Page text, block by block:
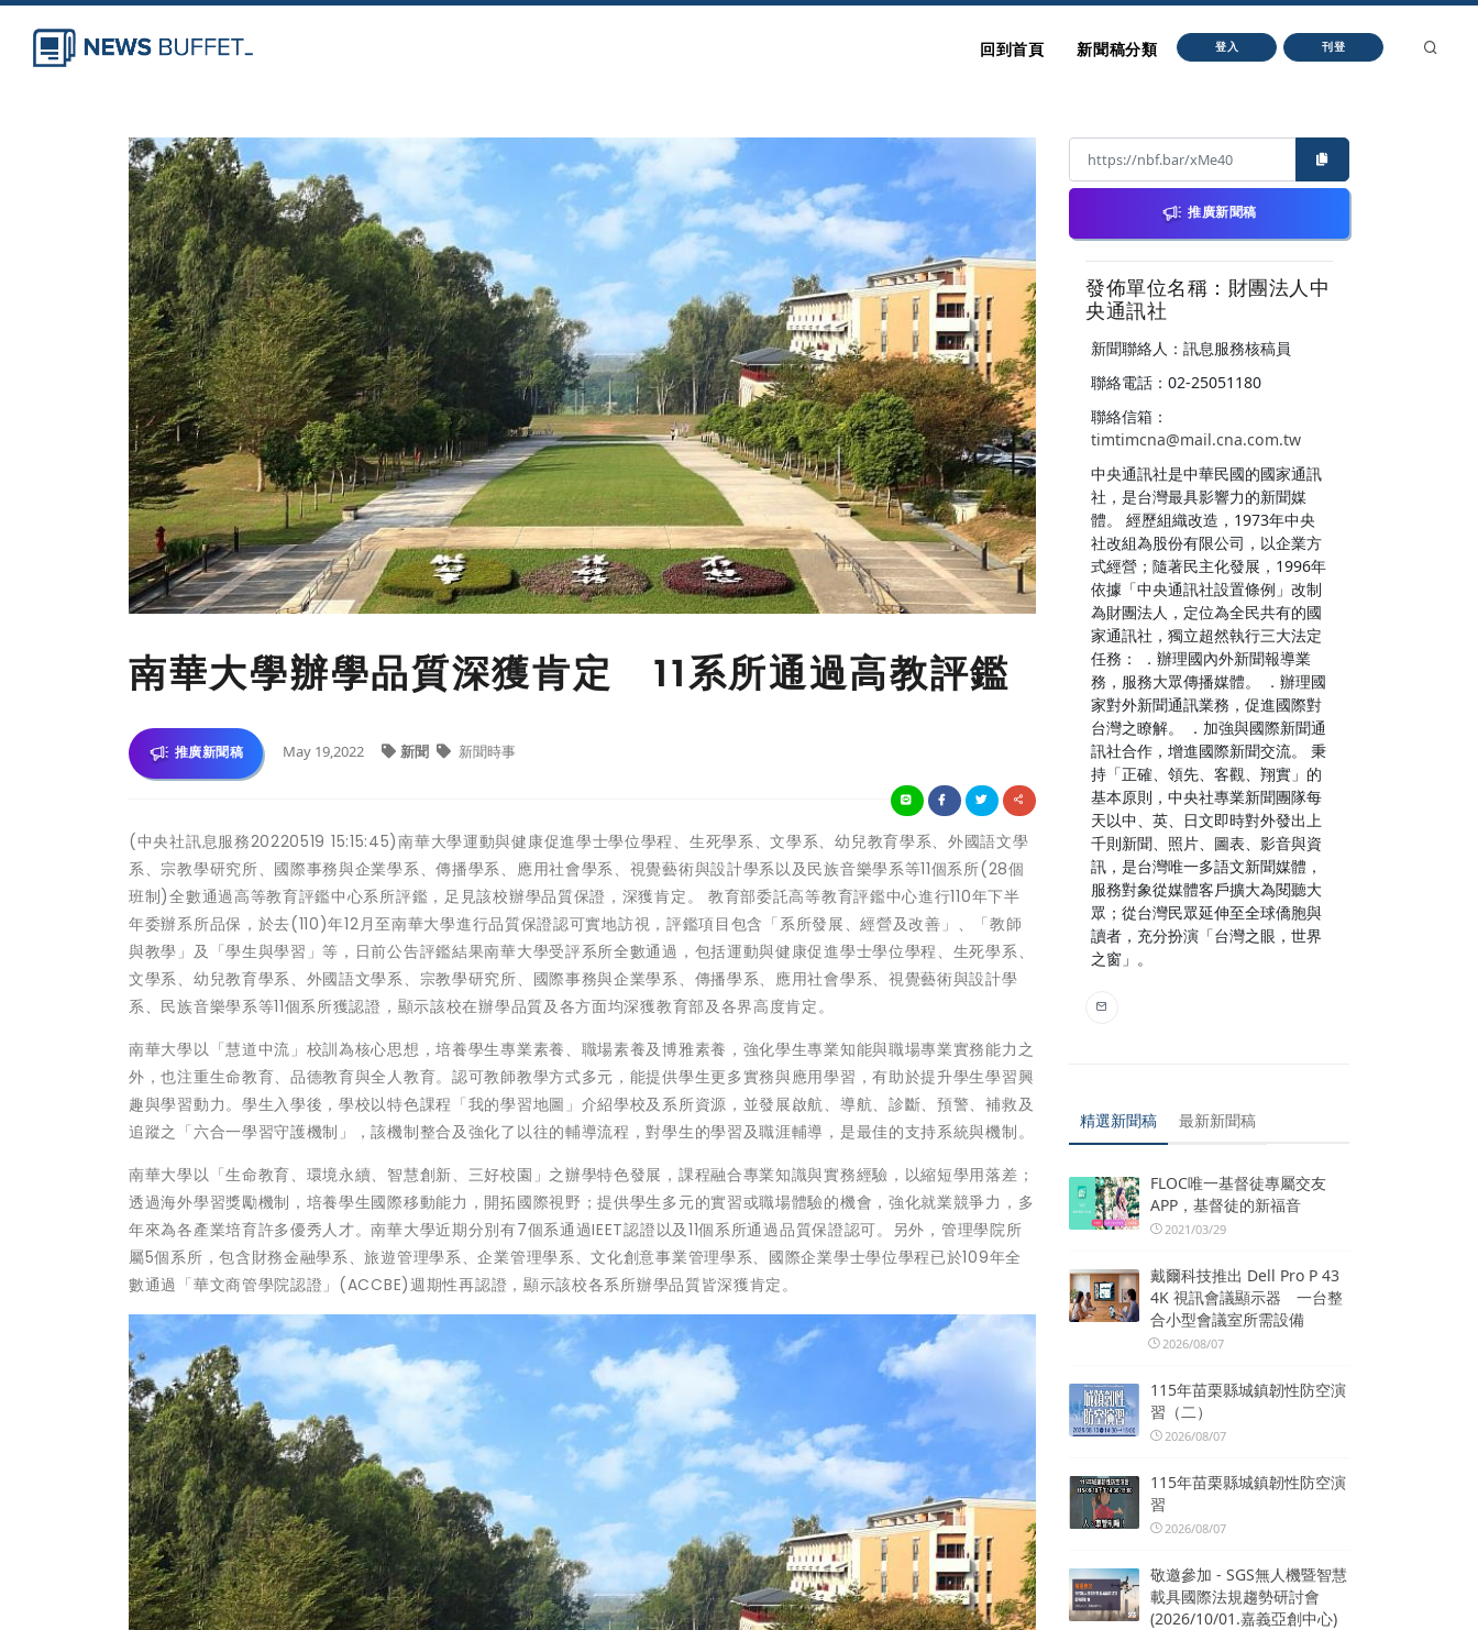
回到首頁 新聞稿分類 登入 刊登
南華大學辦學品質深獲肯定 11系所通過高教評鑑
推廣新聞稿 May 19,2022 新聞 新聞時事
(中央社訊息服務20220519 15:15:45)南華大學運動與健康促進學士學位學程、生死學系、文學系、幼兒教育學系、外國語文學
系、宗教學研究所、國際事務與企業學系、傳播學系、應用社會學系、視覺藝術與設計學系以及民族音樂學系等11個系所(28個
班制)全數通過高等教育評鑑中心系所評鑑，足見該校辦學品質保證，深獲肯定。 教育部委託高等教育評鑑中心進行110年下半
年委辦系所品保，於去(110)年12月至南華大學進行品質保證認可實地訪視，評鑑項目包含「系所發展、經營及改善」、「教師
與教學」及「學生與學習」等，日前公告評鑑結果南華大學受評系所全數通過，包括運動與健康促進學士學位學程、生死學系、
文學系、幼兒教育學系、外國語文學系、宗教學研究所、國際事務與企業學系、傳播學系、應用社會學系、視覺藝術與設計學
系、民族音樂學系等11個系所獲認證，顯示該校在辦學品質及各方面均深獲教育部及各界高度肯定。
南華大學以「慧道中流」校訓為核心思想，培養學生專業素養、職場素養及博雅素養，強化學生專業知能與職場專業實務能力之
外，也注重生命教育、品德教育與全人教育。認可教師教學方式多元，能提供學生更多實務與應用學習，有助於提升學生學習興
趣與學習動力。學生入學後，學校以特色課程「我的學習地圖」介紹學校及系所資源，並發展啟航、導航、診斷、預警、補救及
追蹤之「六合一學習守護機制」，該機制整合及強化了以往的輔導流程，對學生的學習及職涯輔導，是最佳的支持系統與機制。
南華大學以「生命教育、環境永續、智慧創新、三好校園」之辦學特色發展，課程融合專業知識與實務經驗，以縮短學用落差；
透過海外學習獎勵機制，培養學生國際移動能力，開拓國際視野；提供學生多元的實習或職場體驗的機會，強化就業競爭力，多
年來為各產業培育許多優秀人才。南華大學近期分別有7個系通過IEET認證以及11個系所通過品質保證認可。另外，管理學院所
屬5個系所，包含財務金融學系、旅遊管理學系、企業管理學系、文化創意事業管理學系、國際企業學士學位學程已於109年全
數通過「華文商管學院認證」(ACCBE)週期性再認證，顯示該校各系所辦學品質皆深獲肯定。
推廣新聞稿
發佈單位名稱：財團法人中
央通訊社
新聞聯絡人：訊息服務核稿員
聯絡電話：02-25051180
聯絡信箱：
timtimcna@mail.cna.com.tw
中央通訊社是中華民國的國家通訊
社，是台灣最具影響力的新聞媒
體。 經歷組織改造，1973年中央
社改組為股份有限公司，以企業方
式經營；隨著民主化發展，1996年
依據「中央通訊社設置條例」改制
為財團法人，定位為全民共有的國
家通訊社，獨立超然執行三大法定
任務： ．辦理國內外新聞報導業
務，服務大眾傳播媒體。 ．辦理國
家對外新聞通訊業務，促進國際對
台灣之瞭解。 ．加強與國際新聞通
訊社合作，增進國際新聞交流。 秉
持「正確、領先、客觀、翔實」的
基本原則，中央社專業新聞團隊每
天以中、英、日文即時對外發出上
千則新聞、照片、圖表、影音與資
訊，是台灣唯一多語文新聞媒體，
服務對象從媒體客戶擴大為閱聽大
眾；從台灣民眾延伸至全球僑胞與
讀者，充分扮演「台灣之眼，世界
之窗」。
精選新聞稿 最新新聞稿
FLOC唯一基督徒專屬交友
APP，基督徒的新福音
2021/03/29
戴爾科技推出 Dell Pro P 43
4K 視訊會議顯示器 一台整
合小型會議室所需設備
2026/08/07
115年苗栗縣城鎮韌性防空演
習（二）
2026/08/07
115年苗栗縣城鎮韌性防空演
習
2026/08/07
敬邀參加 - SGS無人機暨智慧
載具國際法規趨勢研討會
(2026/10/01.嘉義亞創中心)